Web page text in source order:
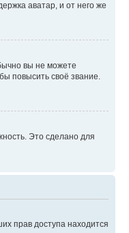
аватар, и от него же
вы не можете
повысить своё звание.
Это сделано для
прав доступа находится